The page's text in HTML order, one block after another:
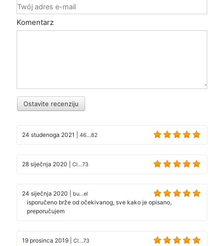
Komentarz
Ostavite recenziju
24 studenoga 2021 46...82
28 siječnja 2020 Cl...73
24 siječnja 2020 bu...el
isporučeno brže od očekivanog, sve kako je opisano,
preporučujem
19 prosinca 2019 Cl...73